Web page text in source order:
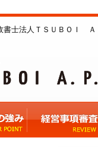
書士法人ＴＳＵＢＯＩ Ａ